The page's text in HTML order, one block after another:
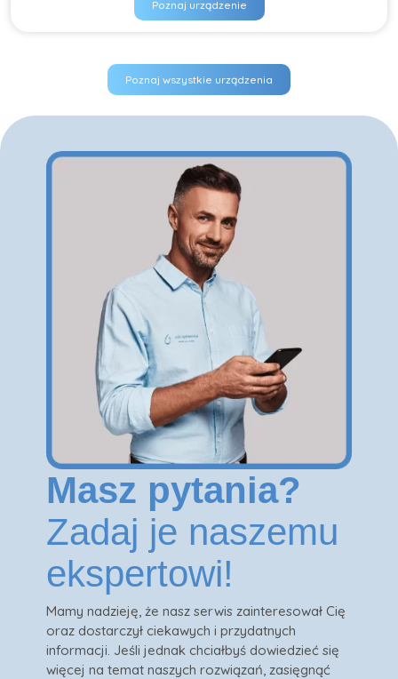
Poznaj urządzenie
Poznaj wszystkie urządzenia
Masz pytania?
Zadaj je naszemu
ekspertowi!
Mamy nadzieję, że nasz serwis zainteresował Cię
oraz dostarczył ciekawych i przydatnych
informacji. Jeśli jednak chciałbyś dowiedzieć się
więcej na temat naszych rozwiązań, zasięgnąć